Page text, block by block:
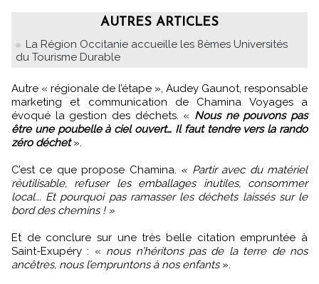
AUTRES ARTICLES
La Région Occitanie accueille les 8èmes Universités
du Tourisme Durable
Autre « régionale de l’étape », Audey Gaunot, responsable
marketing et communication de Chamina Voyages a
évoqué la gestion des déchets. « Nous ne pouvons pas
être une poubelle à ciel ouvert… Il faut tendre vers la rando
zéro déchet».
C’est ce que propose Chamina. « Partir avec du matériel
réutilisable, refuser les emballages inutiles, consommer
local... Et pourquoi pas ramasser les déchets laissés sur le
bord des chemins ! »
Et de conclure sur une très belle citation empruntée à
Saint-Exupéry : « nous n’héritons pas de la terre de nos
ancêtres, nous l’empruntons à nos enfants».